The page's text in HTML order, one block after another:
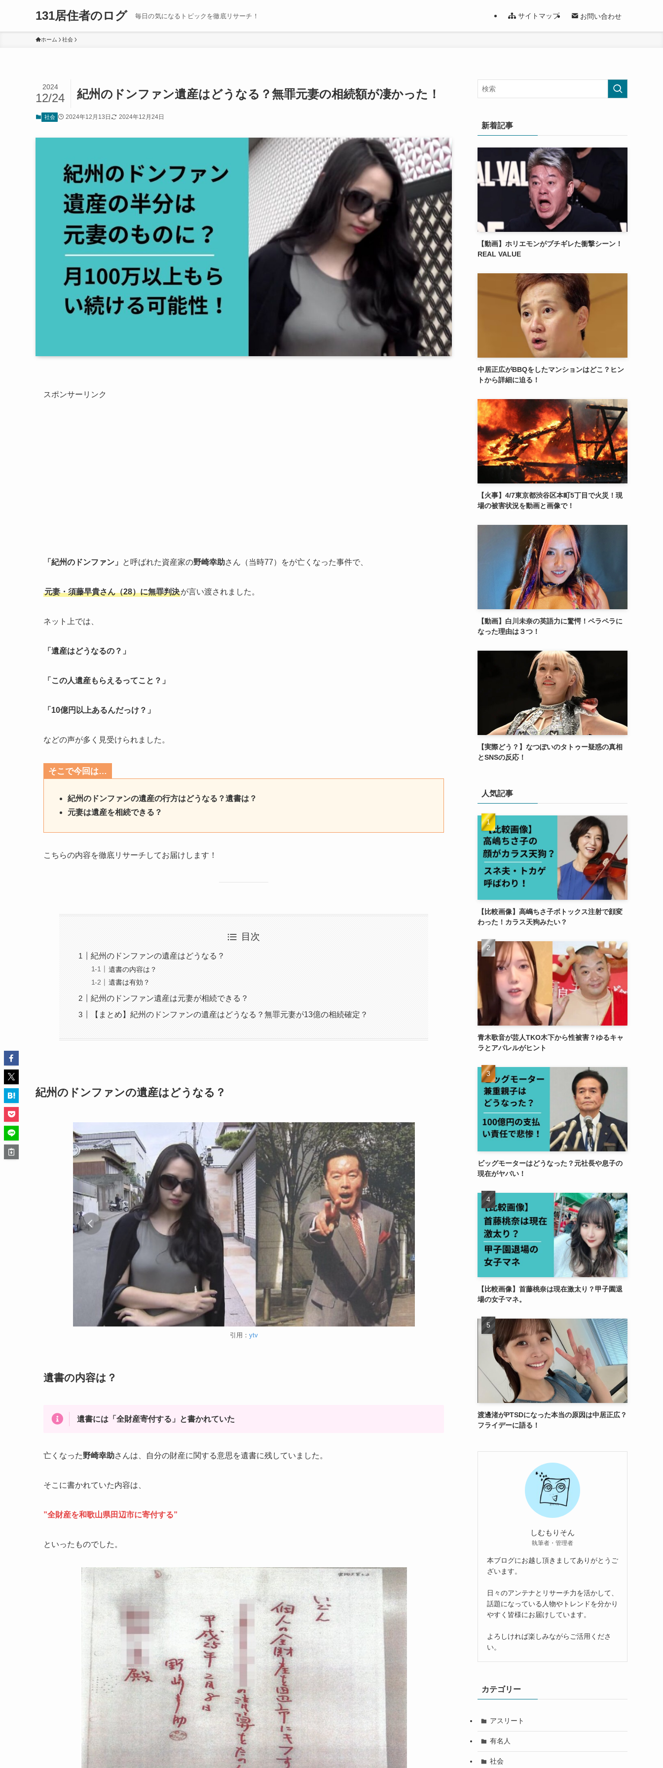
131居住者のログ 毎日の気になるトピックを徹底リサーチ！ サイトマップ お問い合わせ
ホーム 社会
紀州のドンファン遺産はどうなる？無罪元妻の相続額が凄かった！
2024
12/24
社会 2024年12月13日 2024年12月24日
スポンサーリンク
「紀州のドンファン」 と呼ばれた資産家の野崎幸助さん（当時77）をが亡くなった事件で、
元妻・須藤早貴さん（28）に無罪判決が言い渡されました。
ネット上では、
「遺産はどうなるの？」
「この人遺産もらえるってこと？」
「10億円以上あるんだっけ？」
などの声が多く見受けられました。
そこで今回は…
紀州のドンファンの遺産の行方はどうなる？遺書は？
元妻は遺産を相続できる？
こちらの内容を徹底リサーチしてお届けします！
目次
紀州のドンファンの遺産はどうなる？
遺書の内容は？
遺書は有効？
紀州のドンファン遺産は元妻が相続できる？
【まとめ】紀州のドンファンの遺産はどうなる？無罪元妻が13億の相続確定？
紀州のドンファンの遺産はどうなる？
引用： ytv
遺書の内容は？
遺書には「全財産寄付する」と書かれていた
亡くなった野崎幸助さんは、自分の財産に関する意思を遺書に残していました。
そこに書かれていた内容は、
”全財産を和歌山県田辺市に寄付する”
といったものでした。
新着記事
【動画】ホリエモンがブチギレた衝撃シーン！
REAL VALUE
中居正広がBBQをしたマンションはどこ？ヒン
トから詳細に迫る！
【火事】4/7東京都渋谷区本町5丁目で火災！現
場の被害状況を動画と画像で！
【動画】白川未奈の英語力に驚愕！ペラペラに
なった理由は３つ！
【実際どう？】なつぽいのタトゥー疑惑の真相
とSNSの反応！
人気記事
【比較画像】高嶋ちさ子ボトックス注射で顔変
わった！カラス天狗みたい？
青木歌音が芸人TKO木下から性被害？ゆるキャ
ラとアパレルがヒント
ビッグモーターはどうなった？元社長や息子の
現在がヤバい！
【比較画像】首藤桃奈は現在激太り？甲子園退
場の女子マネ。
渡邊渚がPTSDになった本当の原因は中居正広？
フライデーに語る！
しむもりそん
執筆者・管理者
本ブログにお越し頂きましてありがとうご
ざいます。
日々のアンテナとリサーチ力を活かして、
話題になっている人物やトレンドを分かり
やすく皆様にお届けしています。
よろしければ楽しみながらご活用くださ
い。
カテゴリー
アスリート
有名人
社会